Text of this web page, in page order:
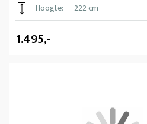
Hoogte:
222 cm
1.495,-